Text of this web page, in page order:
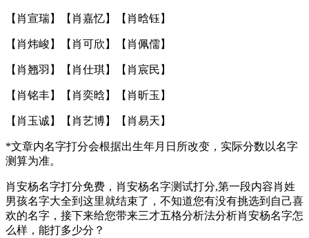
【 肖宣瑞】【 肖嘉忆】【 肖晗钰 】
【 肖炜峻 】【 肖可欣 】【 肖佩儒】
【 肖翘羽 】【 肖仕琪】【 肖宸民 】
【 肖铭丰】【 肖奕晗 】【 肖昕玉 】
【 肖玉诚 】【 肖艺博】【 肖易天 】
*文章内名字打分会根据出生年月日所改变，实际分数以名字
测算为准。
肖安杨名字打分免费，肖安杨名字测试打分,第一段内容肖姓
男孩名字大全到这里就结束了，不知道您有没有挑选到自己喜
欢的名字，接下来给您带来三才五格分析法分析肖安杨名字怎
么样，能打多少分？